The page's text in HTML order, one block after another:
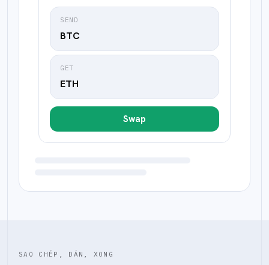
SEND
BTC
GET
ETH
Swap
SAO CHÉP, DÁN, XONG